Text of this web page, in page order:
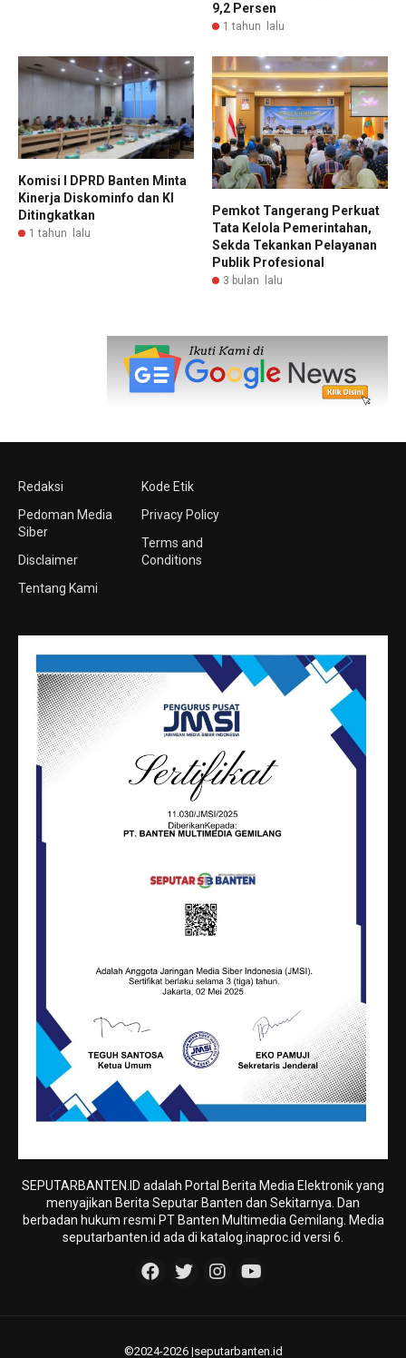
9,2 Persen
1 tahun lalu
Komisi I DPRD Banten Minta
Kinerja Diskominfo dan KI
Ditingkatkan
1 tahun lalu
Pemkot Tangerang Perkuat
Tata Kelola Pemerintahan,
Sekda Tekankan Pelayanan
Publik Profesional
3 bulan lalu
Redaksi
Pedoman Media
Siber
Disclaimer
Tentang Kami
Kode Etik
Privacy Policy
Terms and
Conditions
SEPUTARBANTEN.ID adalah Portal Berita Media Elektronik yang
menyajikan Berita Seputar Banten dan Sekitarnya. Dan
berbadan hukum resmi PT Banten Multimedia Gemilang. Media
seputarbanten.id ada di katalog.inaproc.id versi 6.
©2024-2026 |seputarbanten.id